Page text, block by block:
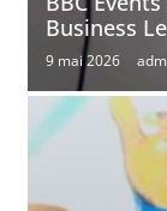
Business
9 mai 2026